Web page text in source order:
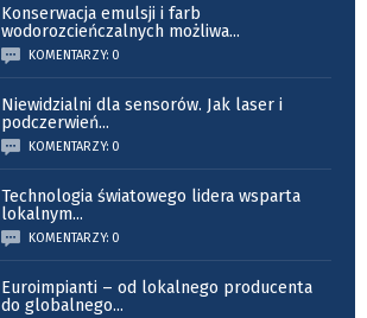
Konserwacja emulsji i farb
wodorozcieńczalnych możliwa...
KOMENTARZY: 0
Niewidzialni dla sensorów. Jak laser i
podczerwień...
KOMENTARZY: 0
Technologia światowego lidera wsparta
lokalnym...
KOMENTARZY: 0
Euroimpianti – od lokalnego producenta
do globalnego...